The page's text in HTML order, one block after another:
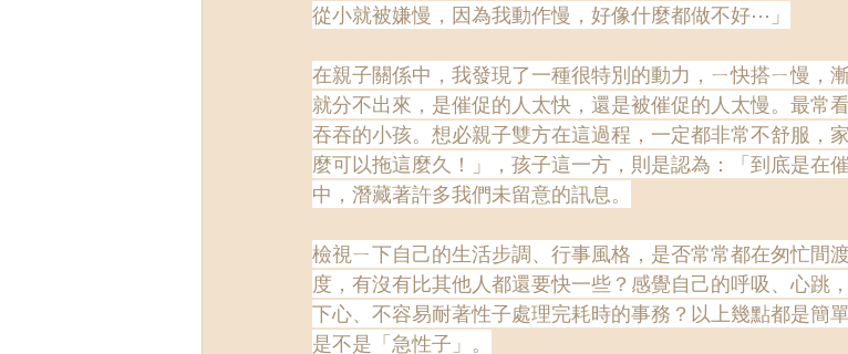
從小就被嫌慢，因為我動作慢，好像什麼都做不好⋯」
在親子關係中，我發現了一種很特別的動力，ㄧ快搭ㄧ慢，
就分不出來，是催促的人太快，還是被催促的人太慢。最常
吞吞的小孩。想必親子雙方在這過程，一定都非常不舒服，
麼可以拖這麼久！」，孩子這一方，則是認為：「到底是在
中，潛藏著許多我們未留意的訊息。
檢視ㄧ下自己的生活步調、行事風格，是否常常都在匆忙間
度，有沒有比其他人都還要快一些？感覺自己的呼吸、心跳
下心、不容易耐著性子處理完耗時的事務？以上幾點都是簡
是不是「急性子」。